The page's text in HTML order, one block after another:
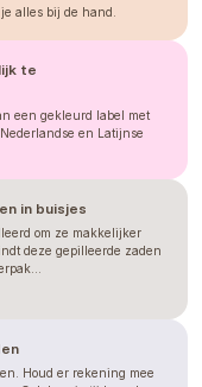
alles bij de hand.
te
een gekleurd label met
en Latijnse
in buisjes
om ze makkelijker
deze gepilleerde zaden
Houd er rekening mee